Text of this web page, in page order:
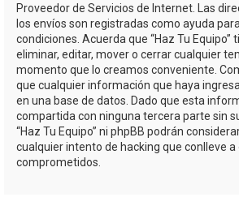
Proveedor de Servicios de Internet. Las
los envíos son registradas como ayuda
condiciones. Acuerda que “Haz Tu Equipo”
eliminar, editar, mover o cerrar cualquier
momento que lo creamos conveniente.
que cualquier información que haya
en una base de datos. Dado que esta
compartida con ninguna tercera parte sin
“Haz Tu Equipo” ni phpBB podrán
cualquier intento de hacking que conlleve a
comprometidos.